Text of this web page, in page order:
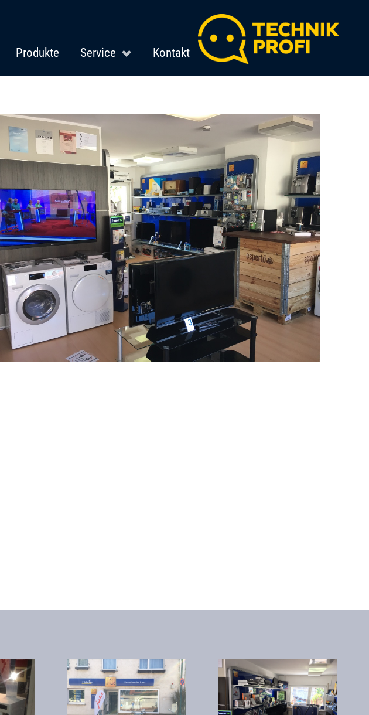
Produkte Service Kontakt